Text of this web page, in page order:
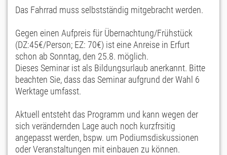
Das Fahrrad muss selbstständig mitgebracht werden.
Gegen einen Aufpreis für Übernachtung/Frühstück
(DZ:45€/Person; EZ: 70€) ist eine Anreise in Erfurt
schon ab Sonntag, den 25.8. möglich.
Dieses Seminar ist als Bildungsurlaub anerkannt. Bitte
beachten Sie, dass das Seminar aufgrund der Wahl 6
Werktage umfasst.
Aktuell entsteht das Programm und kann wegen der
sich verändernden Lage auch noch kurzfrsitig
angepasst werden, bspw. um Podiumsdiskussionen
oder Veranstaltungen mit einbauen zu können.